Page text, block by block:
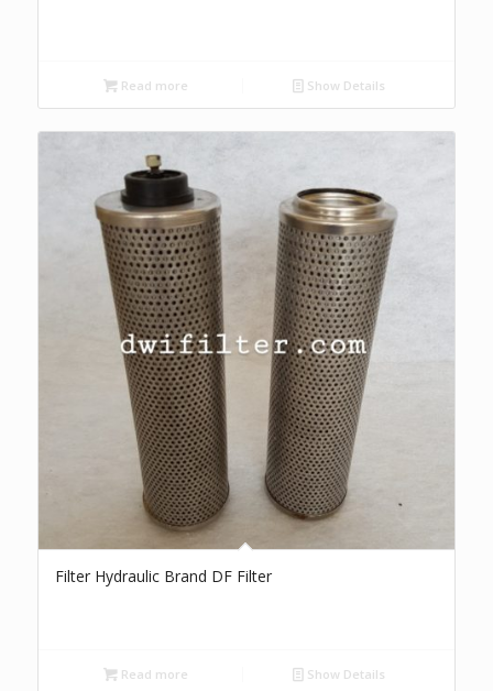
Read more Show Details
Filter Hydraulic Brand DF Filter
Read more Show Details